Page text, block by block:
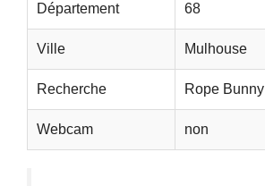
Département 68
Ville Mulhouse
Recherche Rope Bunny
Webcam non